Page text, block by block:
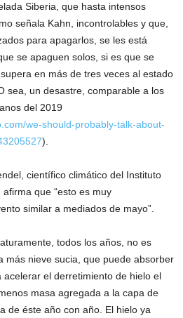
Siberia, que hasta intensos
señala Kahn, incontrolables y que,
para apagarlos, se les está
se apaguen solos, si es que se
en más de tres veces al estado
sea, un desastre, comparable a los
del 2019
we-should-probably-talk-about-
).
científico climático del Instituto
que “esto es muy
similar a mediados de mayo”.
todos los años, no es
más nieve sucia, que puede absorber
acelerar el derretimiento de hielo el
masa agregada a la capa de
de éste año con año. El hielo ya